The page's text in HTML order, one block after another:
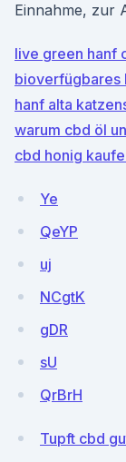
Einnahme, zur
live green hanf
bioverfügbares
hanf alta
warum cbd öl
cbd honig
Ye
QeYP
uj
NCgtK
gDR
sU
QrBrH
Tupft cbd